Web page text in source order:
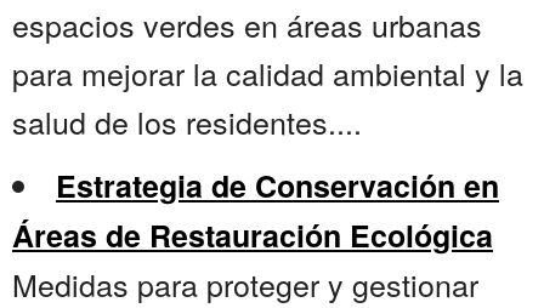
espacios verdes en áreas urbanas
para mejorar la calidad ambiental y la
salud de los residentes....
Estrategia de Conservación en
Áreas de Restauración Ecológica
Medidas para proteger y gestionar